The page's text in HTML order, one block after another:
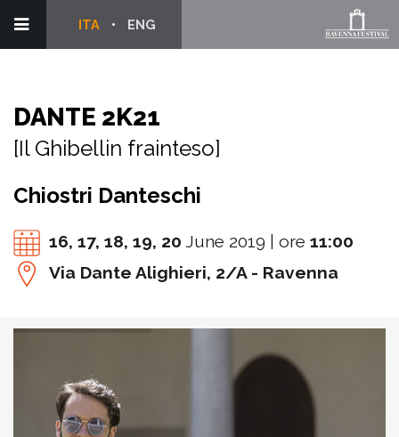
ENG
ITA
DANTE 2K21
[Il Ghibellin frainteso]
Chiostri Danteschi
16, 17, 18, 19, 20 June 2019 | ore 11:00
Via Dante Alighieri, 2/A - Ravenna